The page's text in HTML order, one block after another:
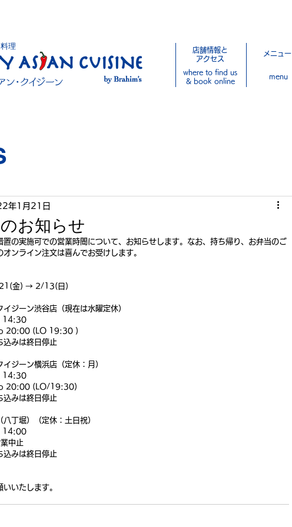
理
店舗情報と
アクセス
where to find us
& book online
メニュー
menu
お知らせ
年1月21日
置の実施可での営業時間について、お知らせします。なお、持ち帰り、お弁当のご
ンライン注文は喜んでお受けします。
金) → 2/13(日)
ジーン渋谷店（現在は水曜定休）
14:30
20:00 (LO 19:30 )
みは終日停止
ジーン横浜店（定休：月）
14:30
20:00 (LO/19:30)
みは終日停止
丁堀）（定休：土日祝）
14:00
中止
みは終日停止
いいたします。